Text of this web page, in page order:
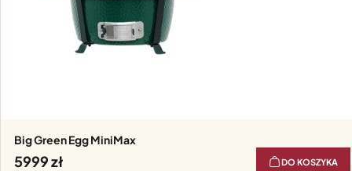
Big Green Egg MiniMax
5999 DO KOSZYKA